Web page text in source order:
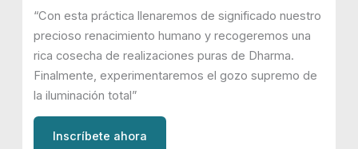
“Con esta práctica llenaremos de significado nuestro
precioso renacimiento humano y recogeremos una
rica cosecha de realizaciones puras de Dharma.
Finalmente, experimentaremos el gozo supremo de
la iluminación total”
Inscríbete ahora